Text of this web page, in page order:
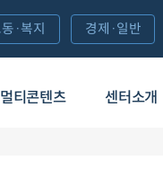
멀티콘텐츠 센터소개
·복지 경제·일반